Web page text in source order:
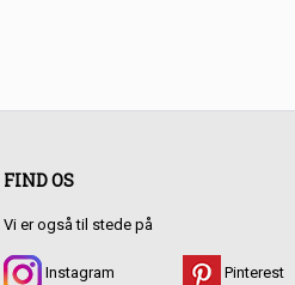
FIND OS
Vi er også til stede på
Instagram Pinterest